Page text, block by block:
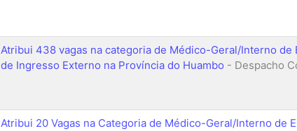
Atribui 438 vagas na categoria de Médico-Geral/Interno de
de Ingresso Externo na Província do Huambo - Despacho
Atribui 20 Vagas na Categoria de Médico-Geral/Interno de